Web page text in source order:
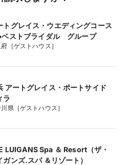
トグレイス・ウエディングコース
●ベストブライダル グループ
［ゲストハウス］
アートグレイス・ポートサイド
ラ
県［ゲストハウス］
LUIGANS Spa ＆ Resort（ザ・
ガンズ.スパ ＆リゾート）